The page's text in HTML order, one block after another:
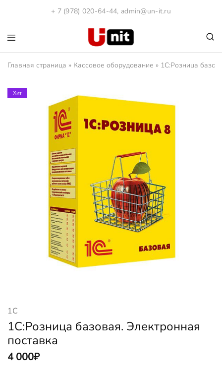
+ 7 (978) 020-64-44, admin@un-it.ru
1С:Юнит
Компания
Программы
оборудования
Главная страница » Кассовое оборудование » 1С:Розница
Хит
1С
1С:Розница базовая. Электронная
поставка
4 000₽